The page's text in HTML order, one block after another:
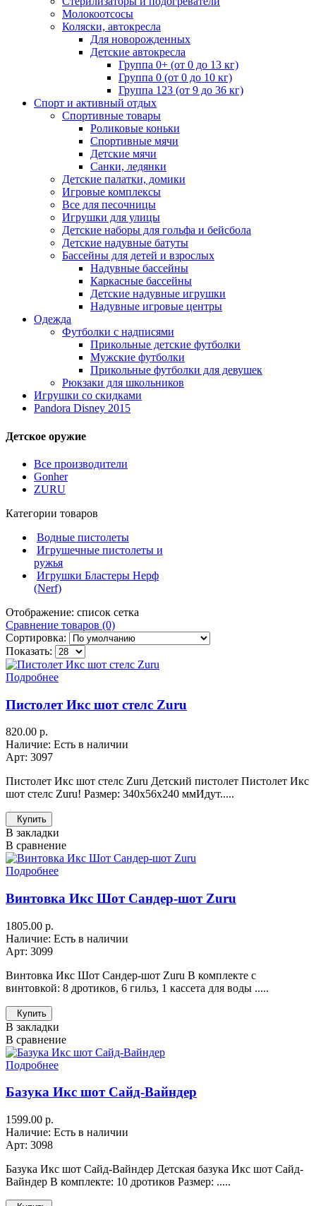
Молокоотсосы
Коляски, автокресла
Для новорожденных
Детские автокресла
Группа 0+ (от 0 до 13 кг)
Группа 0 (от 0 до 10 кг)
Группа 123 (от 9 до 36 кг)
Спорт и активный отдых
Спортивные товары
Роликовые коньки
Спортивные мячи
Детские мячи
Санки, ледянки
Детские палатки, домики
Игровые комплексы
Все для песочницы
Игрушки для улицы
Детские наборы для гольфа и бейсбола
Детские надувные батуты
Бассейны для детей и взрослых
Надувные бассейны
Каркасные бассейны
Детские надувные игрушки
Надувные игровые центры
Одежда
Футболки с надписями
Прикольные детские футболки
Мужские футболки
Прикольные футболки для девушек
Рюкзаки для школьников
Игрушки со скидками
Pandora Disney 2015
Детское оружие
Все производители
Gonher
ZURU
Категории товаров
Водные пистолеты
Игрушечные пистолеты и
ружья
Игрушки Бластеры Нерф
(Nerf)
Отображение: список сетка
Сравнение товаров (0)
Сортировка:
Показать:
Подробнее
Пистолет Икс шот стелс Zuru
820.00 р.
Наличие: Есть в наличии
Арт: 3097
Пистолет Икс шот стелс Zuru Детский пистолет Пистолет Икс
шот стелс Zuru! Размер: 340х56х240 ммИдут.....
Купить
В закладки
В сравнение
Подробнее
Винтовка Икс Шот Сандер-шот Zuru
1805.00 р.
Наличие: Есть в наличии
Арт: 3099
Винтовка Икс Шот Сандер-шот Zuru В комплекте с
винтовкой: 8 дротиков, 6 гильз, 1 кассета для воды .....
Купить
В закладки
В сравнение
Подробнее
Базука Икс шот Сайд-Вайндер
1599.00 р.
Наличие: Есть в наличии
Арт: 3098
Базука Икс шот Сайд-Вайндер Детская базука Икс шот Сайд-
Вайндер В комплекте: 10 дротиков Размер: .....